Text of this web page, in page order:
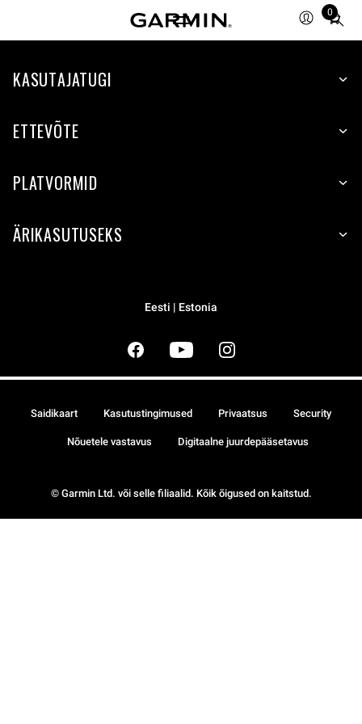
0
Total
KASUTAJATUGI
ETTEVÕTE
PLATVORMID
ÄRIKASUTUSEKS
Eesti | Estonia
© Garmin Ltd. või selle filiaalid. Kõik õigused on kaitstud.
Saidikaart Kasutustingimused Privaatsus Security
Nõuetele vastavus Digitaalne juurdepääsetavus